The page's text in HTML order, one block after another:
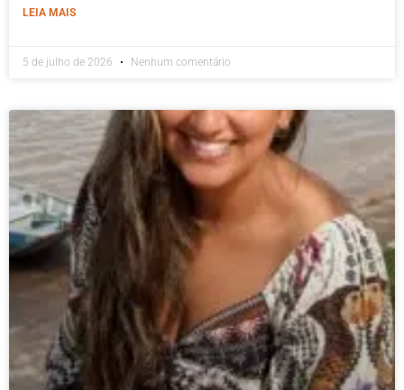
LEIA MAIS
5 de julho de 2026 Nenhum comentário